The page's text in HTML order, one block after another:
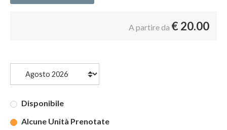
A partire da €20.00
Disponibile
Alcune Unità Prenotate